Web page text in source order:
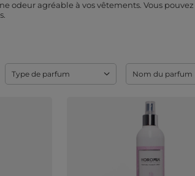
odeur agréable à vos vêtements. Vous
Type de parfum Nom du parfum